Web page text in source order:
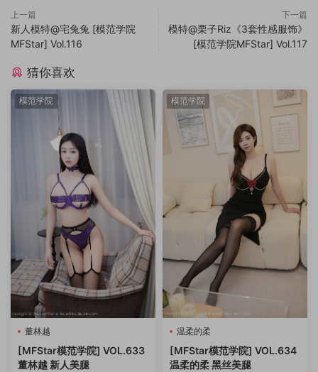
上一篇
新人模特@宅兔兔 [模范学院
MFStar] Vol.116
下一篇
模特@栗子Riz《3套性感服饰》
[模范学院MFStar] Vol.117
猜你喜欢
模范学院
董林越
[MFStar模范学院] VOL.633
董林越 新人美腿
模范学院
温柔的柔
[MFStar模范学院] VOL.634
温柔的柔 黑丝美腿